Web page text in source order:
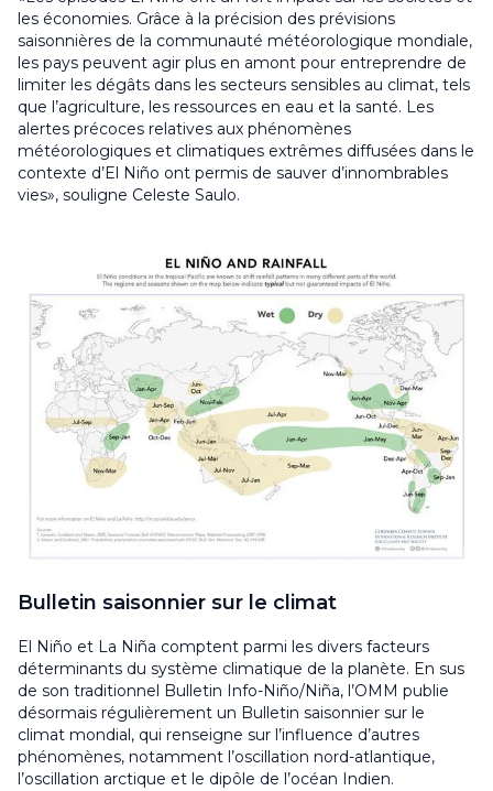
les économies. Grâce à la précision des prévisions
saisonnières de la communauté météorologique mondiale,
les pays peuvent agir plus en amont pour entreprendre de
limiter les dégâts dans les secteurs sensibles au climat, tels
que l’agriculture, les ressources en eau et la santé. Les
alertes précoces relatives aux phénomènes
météorologiques et climatiques extrêmes diffusées dans le
contexte d’El Niño ont permis de sauver d’innombrables
vies», souligne Celeste Saulo.
Bulletin saisonnier sur le climat
El Niño et La Niña comptent parmi les divers facteurs
déterminants du système climatique de la planète. En sus
de son traditionnel Bulletin Info-Niño/Niña, l’OMM publie
désormais régulièrement un Bulletin saisonnier sur le
climat mondial, qui renseigne sur l’influence d’autres
phénomènes, notamment l’oscillation nord-atlantique,
l’oscillation arctique et le dipôle de l’océan Indien.